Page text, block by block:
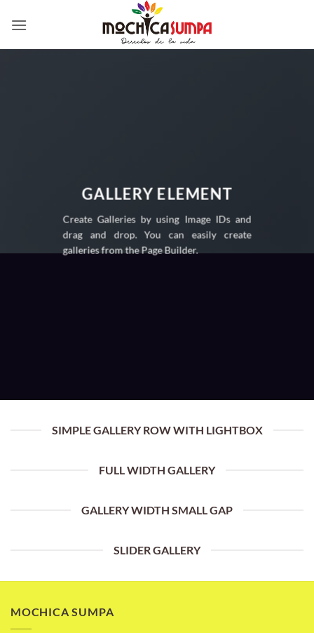
GALLERY ELEMENT
Create Galleries by using Image IDs and
drag and drop. You can easily create
galleries from the Page Builder.
SIMPLE GALLERY ROW WITH LIGHTBOX
FULL WIDTH GALLERY
GALLERY WIDTH SMALL GAP
SLIDER GALLERY
MOCHICA SUMPA